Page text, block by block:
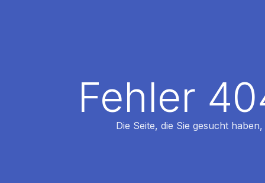
Fehler
Die Seite, die Sie gesucht